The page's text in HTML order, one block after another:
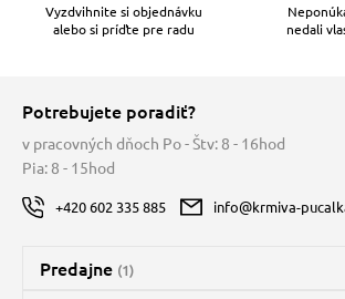
Vyzdvihnite si objednávku
alebo si príďte pre radu
nedali
Potrebujete poradiť?
v pracovných dňoch Po - Štv: 8 - 16hod
Pia: 8 - 15hod
+420 602 335 885 info@krmiva-
Predajne (1)